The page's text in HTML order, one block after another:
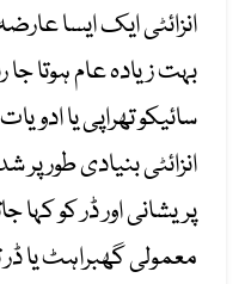
انزائٹی ایک ایسا
بہت زیادہ عام ہوتا
سائیکو تھراپی یا
انزائٹی بنیادی طور
پریشانی اور ڈر کو کہا
معمولی گھبراہٹ یا